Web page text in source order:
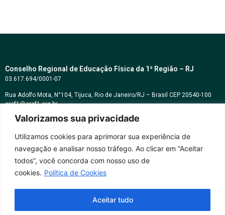
Valorizamos sua privacidade
Utilizamos cookies para aprimorar sua experiência de
navegação e analisar nosso tráfego. Ao clicar em “Aceitar
todos”, você concorda com nosso uso de
cookies. Política de Cookies
Aceitar tudo
Conselho Regional de Educação Física da 1ª Região – RJ
03.617.694/0001-07
Rua Adolfo Mota, N°104, Tijuca, Rio de Janeiro/RJ – Brasil CEP 20540-100
cref1@cref1.org.br
Assessoria de comunicação:
Horários de atendimento:
Whatsapp: (21) 2569-2398